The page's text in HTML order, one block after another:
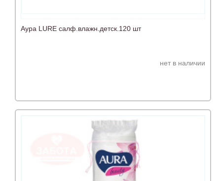
Аура LURE салф.влажн.детск.120 шт
нет в наличии